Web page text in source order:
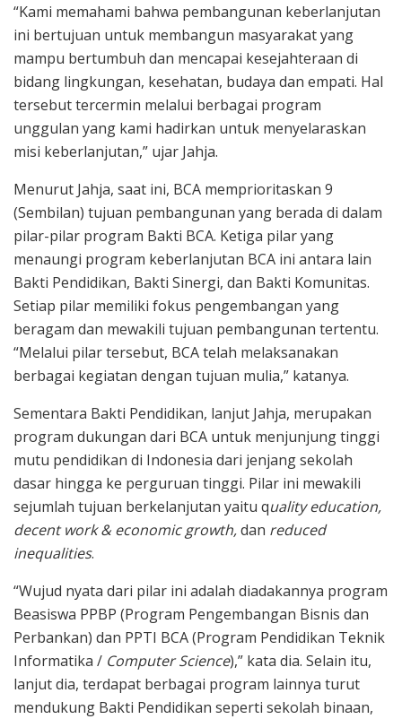
“Kami memahami bahwa pembangunan keberlanjutan
ini bertujuan untuk membangun masyarakat yang
mampu bertumbuh dan mencapai kesejahteraan di
bidang lingkungan, kesehatan, budaya dan empati. Hal
tersebut tercermin melalui berbagai program
unggulan yang kami hadirkan untuk menyelaraskan
misi keberlanjutan,” ujar Jahja.
Menurut Jahja, saat ini, BCA memprioritaskan 9
(Sembilan) tujuan pembangunan yang berada di dalam
pilar-pilar program Bakti BCA. Ketiga pilar yang
menaungi program keberlanjutan BCA ini antara lain
Bakti Pendidikan, Bakti Sinergi, dan Bakti Komunitas.
Setiap pilar memiliki fokus pengembangan yang
beragam dan mewakili tujuan pembangunan tertentu.
“Melalui pilar tersebut, BCA telah melaksanakan
berbagai kegiatan dengan tujuan mulia,” katanya.
Sementara Bakti Pendidikan, lanjut Jahja, merupakan
program dukungan dari BCA untuk menjunjung tinggi
mutu pendidikan di Indonesia dari jenjang sekolah
dasar hingga ke perguruan tinggi. Pilar ini mewakili
sejumlah tujuan berkelanjutan yaitu quality education,
decent work & economic growth,dan reduced
inequalities.
“Wujud nyata dari pilar ini adalah diadakannya program
Beasiswa PPBP (Program Pengembangan Bisnis dan
Perbankan) dan PPTI BCA (Program Pendidikan Teknik
Informatika / Computer Science),” kata dia. Selain itu,
lanjut dia, terdapat berbagai program lainnya turut
mendukung Bakti Pendidikan seperti sekolah binaan,